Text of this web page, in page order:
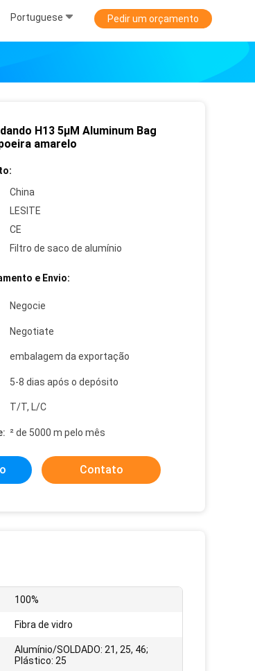
Portuguese Pedir um orçamento
H13 5μM Aluminum Bag
amarelo
China
LESITE
CE
Filtro de saco de alumínio
e Envio:
Negocie
Negotiate
embalagem da exportação
5-8 dias após o depósito
T/T, L/C
² de 5000 m pelo mês
Contato
100%
Fibra de vidro
Alumínio/SOLDADO: 21, 25, 46;
Plástico: 25